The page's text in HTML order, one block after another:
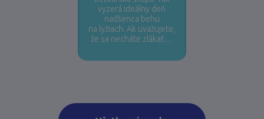
vyzerá ideálny deň
nadšenca behu
na lyžiach. Ak uvažujete,
že sa necháte zlákať…